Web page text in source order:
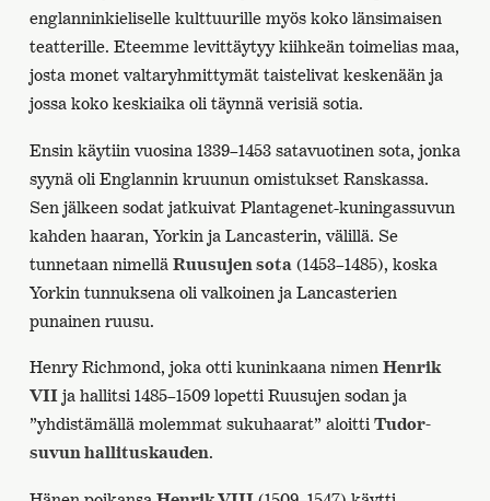
englanninkieliselle kulttuurille myös koko länsimaisen
teatterille. Eteemme levittäytyy kiihkeän toimelias maa,
josta monet valtaryhmittymät taistelivat keskenään ja
jossa koko keskiaika oli täynnä verisiä sotia.
Ensin käytiin vuosina 1339–1453 satavuotinen sota, jonka
syynä oli Englannin kruunun omistukset Ranskassa.
Sen jälkeen sodat jatkuivat Plantagenet-kuningassuvun
kahden haaran, Yorkin ja Lancasterin, välillä. Se
tunnetaan nimellä Ruusujen sota (1453–1485), koska
Yorkin tunnuksena oli valkoinen ja Lancasterien
punainen ruusu.
Henry Richmond, joka otti kuninkaana nimen Henrik
VIIja hallitsi 1485–1509 lopetti Ruusujen sodan ja
”yhdistämällä molemmat sukuhaarat” aloitti Tudor-
suvun hallituskauden.